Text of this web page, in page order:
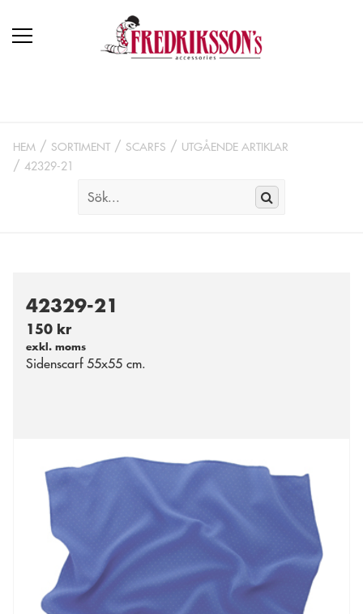
HEM SORTIMENT SCARFS
UTGÅENDE ARTIKLAR
42329-21
42329-21
150 kr
exkl. moms
Sidenscarf 55x55 cm.